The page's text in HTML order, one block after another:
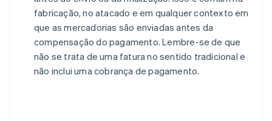
fabricação, no atacado e em qualquer contexto em
que as mercadorias são enviadas antes da
compensação do pagamento. Lembre-se de que
não se trata de uma fatura no sentido tradicional e
não inclui uma cobrança de pagamento.